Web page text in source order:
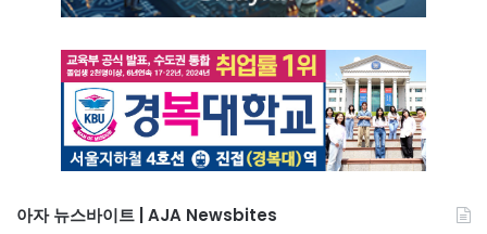
아자 뉴스바이트 | AJA Newsbites